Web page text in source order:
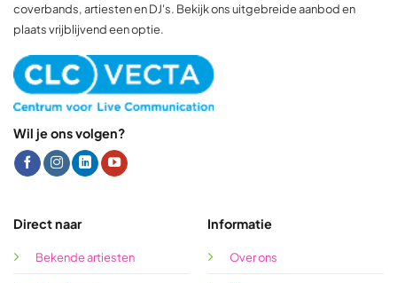
coverbands, artiesten en DJ's. Bekijk ons uitgebreide aanbod en
plaats vrijblijvend een optie.
Wil je ons volgen?
Direct naar
Bekende artiesten
Informatie
Over ons